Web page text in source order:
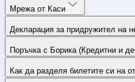
Мрежа от Каси
Декларация за придружител на
Поръчка с Борика
Как да разделя билетите си на